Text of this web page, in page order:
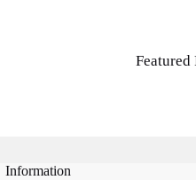
Featured
Information